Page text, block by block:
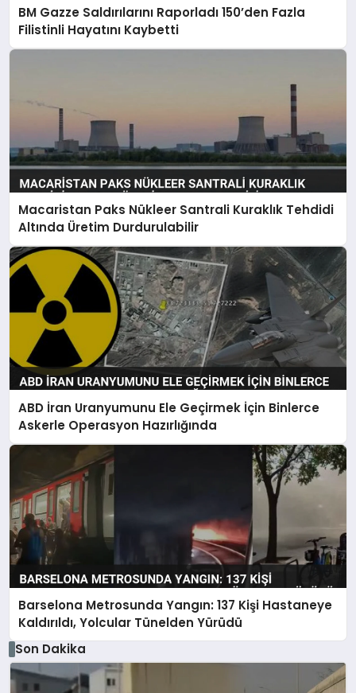
BM Gazze Saldırılarını Raporladı 150’den Fazla
Filistinli Hayatını Kaybetti
Macaristan Paks Nükleer Santrali Kuraklık Tehdidi
Altında Üretim Durdurulabilir
ABD İran Uranyumunu Ele Geçirmek İçin Binlerce
Askerle Operasyon Hazırlığında
Barselona Metrosunda Yangın: 137 Kişi Hastaneye
Kaldırıldı, Yolcular Tünelden Yürüdü
Son Dakika